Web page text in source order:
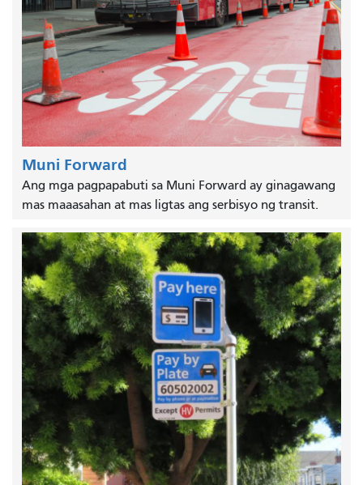
Muni Forward
Ang mga pagpapabuti sa Muni Forward ay ginagawang
mas maaasahan at mas ligtas ang serbisyo ng transit.